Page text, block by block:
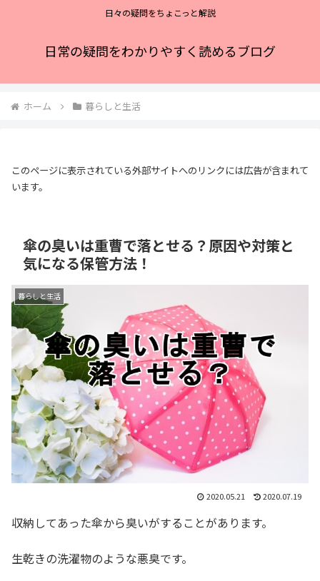
日々の疑問をちょこっと解説
日常の疑問をわかりやすく読めるブログ
ホーム 暮らしと生活
このページに表示されている外部サイトへのリンクには広告が含まれて
います。
傘の臭いは重曹で落とせる？原因や対策と
気になる保管方法！
暮らしと生活
2020.05.21 2020.07.19
収納してあった傘から臭いがすることがあります。
生乾きの洗濯物のような悪臭です。